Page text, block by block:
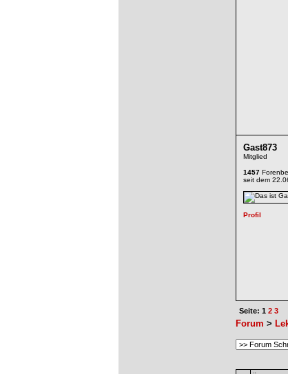
Gast873
Mitglied
1457
seit dem
Seite: 1 2 3
Forum >